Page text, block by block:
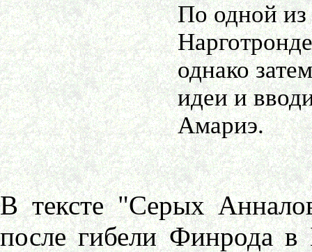
По одной
однако
идеи и
Амариэ.
В тексте "Серых
после гибели Финрода в